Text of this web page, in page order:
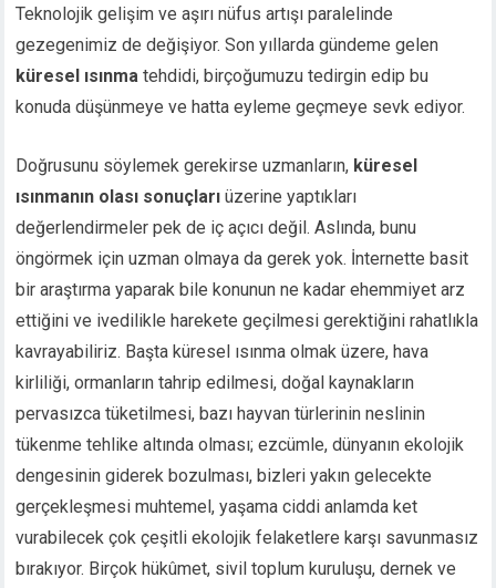
Teknolojik gelişim ve aşırı nüfus artışı paralelinde
gezegenimiz de değişiyor. Son yıllarda gündeme gelen
küresel ısınma tehdidi, birçoğumuzu tedirgin edip bu
konuda düşünmeye ve hatta eyleme geçmeye sevk ediyor.
Doğrusunu söylemek gerekirse uzmanların, küresel
ısınmanın olası sonuçları üzerine yaptıkları
değerlendirmeler pek de iç açıcı değil. Aslında, bunu
öngörmek için uzman olmaya da gerek yok. İnternette basit
bir araştırma yaparak bile konunun ne kadar ehemmiyet arz
ettiğini ve ivedilikle harekete geçilmesi gerektiğini rahatlıkla
kavrayabiliriz. Başta küresel ısınma olmak üzere, hava
kirliliği, ormanların tahrip edilmesi, doğal kaynakların
pervasızca tüketilmesi, bazı hayvan türlerinin neslinin
tükenme tehlike altında olması; ezcümle, dünyanın ekolojik
dengesinin giderek bozulması, bizleri yakın gelecekte
gerçekleşmesi muhtemel, yaşama ciddi anlamda ket
vurabilecek çok çeşitli ekolojik felaketlere karşı savunmasız
bırakıyor. Birçok hükûmet, sivil toplum kuruluşu, dernek ve